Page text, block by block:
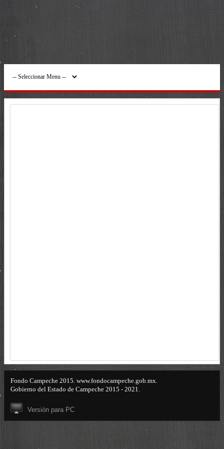
Fondo Campeche 2015. www.fondocampeche.gob.mx.
Gobierno del Estado de Campeche 2015 - 2021.
Versión para PC